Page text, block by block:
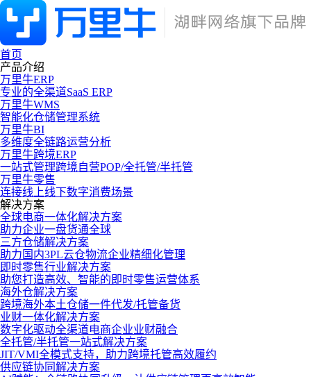
首页
产品介绍
万里牛ERP
专业的全渠道SaaS ERP
万里牛WMS
智能化仓储管理系统
万里牛BI
多维度全链路运营分析
万里牛跨境ERP
一站式管理跨境自营POP/全托管/半托管
万里牛零售
连接线上线下数字消费场景
解决方案
全球电商一体化解决方案
助力企业一盘货通全球
三方仓储解决方案
助力国内3PL云仓物流企业精细化管理
即时零售行业解决方案
助您打造高效、智能的即时零售运营体系
海外仓解决方案
跨境海外本土仓储一件代发/托管备货
业财一体化解决方案
数字化驱动全渠道电商企业业财融合
全托管/半托管一站式解决方案
JIT/VMI全模式支持，助力跨境托管高效履约
供应链协同解决方案